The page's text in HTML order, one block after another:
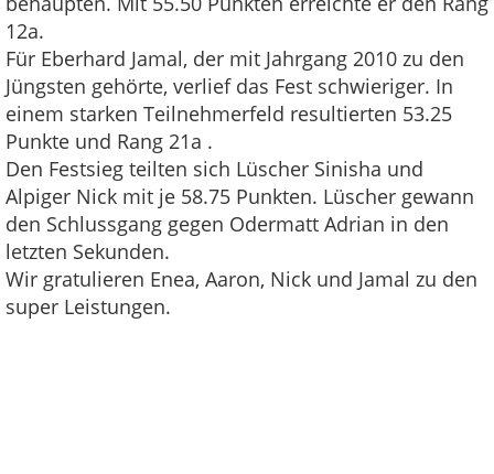
12a.
Für Eberhard Jamal, der mit Jahrgang 2010 zu den
Jüngsten gehörte, verlief das Fest schwieriger. In
einem starken Teilnehmerfeld resultierten 53.25
Punkte und Rang 21a .
Den Festsieg teilten sich Lüscher Sinisha und
Alpiger Nick mit je 58.75 Punkten. Lüscher gewann
den Schlussgang gegen Odermatt Adrian in den
letzten Sekunden.
Wir gratulieren Enea, Aaron, Nick und Jamal zu den
super Leistungen.